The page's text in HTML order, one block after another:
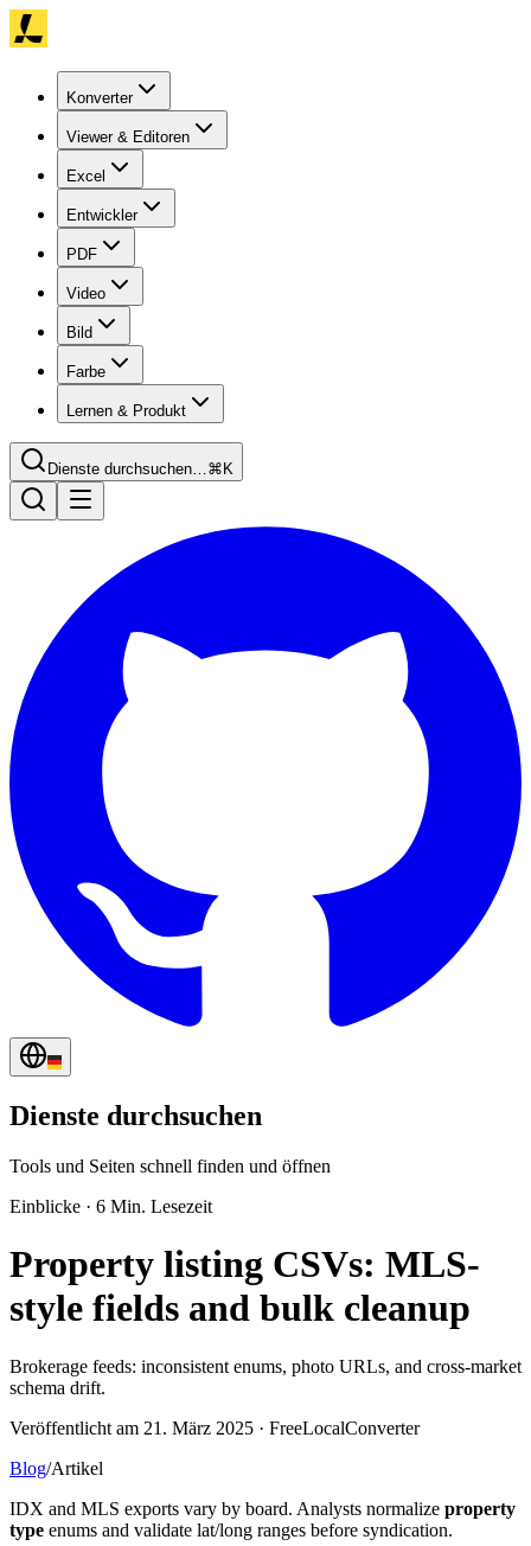
Konverter
Viewer & Editoren
Excel
Entwickler
PDF
Video
Bild
Farbe
Lernen & Produkt
Dienste durchsuchen…⌘K
Dienste durchsuchen
Tools und Seiten schnell finden und öffnen
Einblicke · 6 Min. Lesezeit
Property listing CSVs: MLS-
style fields and bulk cleanup
Brokerage feeds: inconsistent enums, photo URLs, and cross-market
schema drift.
Veröffentlicht am 21. März 2025 · FreeLocalConverter
Blog/Artikel
IDX and MLS exports vary by board. Analysts normalize property
type enums and validate lat/long ranges before syndication.